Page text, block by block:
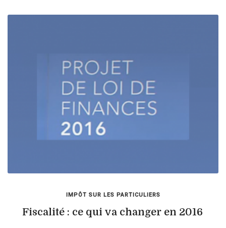
IMPÔT SUR LES PARTICULIERS
Fiscalité : ce qui va changer en 2016